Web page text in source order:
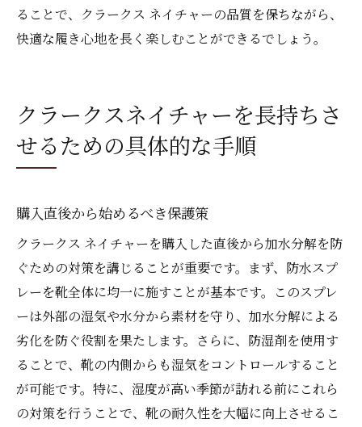
ることで、クラークス ネイチャーの品質を保ちながら、
快適な履き心地を長く楽しむことができるでしょう。
クラークスネイチャーを長持ちさ
せるための具体的な手順
購入直後から始めるべき保護策
クラークス ネイチャーを購入した直後から加水分解を防
ぐための対策を講じることが重要です。まず、防水スプ
レーを靴全体に均一に施すことが基本です。このスプレ
ーは外部の湿気や水分から素材を守り、加水分解による
劣化を防ぐ役割を果たします。さらに、防湿剤を使用す
ることで、靴の内側からも湿気をコントロールすること
が可能です。特に、湿度が高い季節が訪れる前にこれら
の対策を行うことで、靴の耐久性を大幅に向上させるこ